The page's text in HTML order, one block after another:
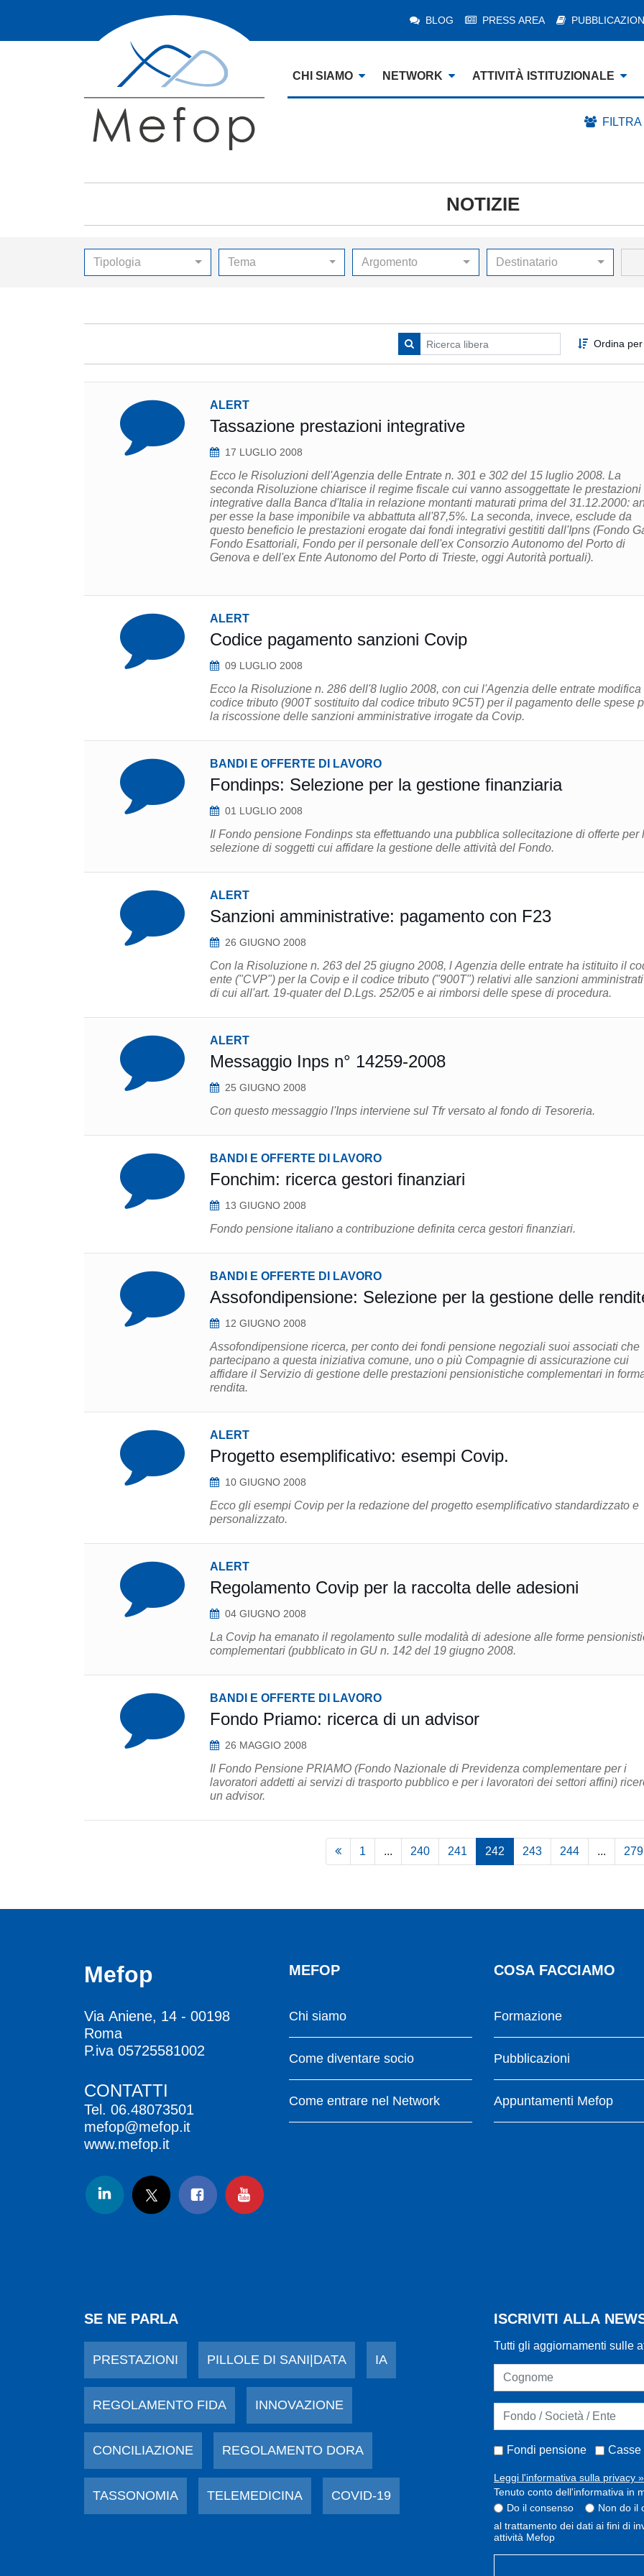
BLOG PRESS AREA
CHI SIAMO NETWORK ATTIVITÀ ISTITUZIONALE
NOTIZIE
Tipologia Tema Argomento Destinatario
Ordina
ALERT
Tassazione prestazioni integrative
17 LUGLIO 2008
Ecco le Risoluzioni dell'Agenzia delle Entrate n. 301 e 302 del 15 luglio 2008. La
seconda Risoluzione chiarisce il regime fiscale cui vanno assoggettate le prestazioni
integrative dalla Banca d'Italia in relazione montanti maturati prima del 31.12.2000:
per esse la base imponibile va abbattuta all'87,5%. La seconda, invece, esclude da
questo beneficio le prestazioni erogate dai fondi integrativi gestititi dall'Ipns (Fondo
Fondo Esattoriali, Fondo per il personale dell'ex Consorzio Autonomo del Porto di
Genova e dell'ex Ente Autonomo del Porto di Trieste, oggi Autorità portuali).
ALERT
Codice pagamento sanzioni Covip
09 LUGLIO 2008
Ecco la Risoluzione n. 286 dell'8 luglio 2008, con cui l'Agenzia delle entrate modifica
codice tributo (900T sostituito dal codice tributo 9C5T) per il pagamento delle spese
la riscossione delle sanzioni amministrative irrogate da Covip.
BANDI E OFFERTE DI LAVORO
Fondinps: Selezione per la gestione finanziaria
01 LUGLIO 2008
Il Fondo pensione Fondinps sta effettuando una pubblica sollecitazione di offerte per
selezione di soggetti cui affidare la gestione delle attività del Fondo.
ALERT
Sanzioni amministrative: pagamento con F23
26 GIUGNO 2008
Con la Risoluzione n. 263 del 25 giugno 2008, l Agenzia delle entrate ha istituito il
ente ("CVP") per la Covip e il codice tributo ("900T") relativi alle sanzioni
di cui all'art. 19-quater del D.Lgs. 252/05 e ai rimborsi delle spese di procedura.
ALERT
Messaggio Inps n° 14259-2008
25 GIUGNO 2008
Con questo messaggio l'Inps interviene sul Tfr versato al fondo di Tesoreria.
BANDI E OFFERTE DI LAVORO
Fonchim: ricerca gestori finanziari
13 GIUGNO 2008
Fondo pensione italiano a contribuzione definita cerca gestori finanziari.
BANDI E OFFERTE DI LAVORO
Assofondipensione: Selezione per la gestione delle
12 GIUGNO 2008
Assofondipensione ricerca, per conto dei fondi pensione negoziali suoi associati che
partecipano a questa iniziativa comune, uno o più Compagnie di assicurazione cui
affidare il Servizio di gestione delle prestazioni pensionistiche complementari in
rendita.
ALERT
Progetto esemplificativo: esempi Covip.
10 GIUGNO 2008
Ecco gli esempi Covip per la redazione del progetto esemplificativo standardizzato e
personalizzato.
ALERT
Regolamento Covip per la raccolta delle adesioni
04 GIUGNO 2008
La Covip ha emanato il regolamento sulle modalità di adesione alle forme
complementari (pubblicato in GU n. 142 del 19 giugno 2008.
BANDI E OFFERTE DI LAVORO
Fondo Priamo: ricerca di un advisor
26 MAGGIO 2008
Il Fondo Pensione PRIAMO (Fondo Nazionale di Previdenza complementare per i
lavoratori addetti ai servizi di trasporto pubblico e per i lavoratori dei settori affini)
un advisor.
1 ... 240 241 242 243 244 ... 279
Mefop
Via Aniene, 14 - 00198
Roma
P.iva 05725581002
CONTATTI
Tel. 06.48073501
mefop@mefop.it
www.mefop.it
MEFOP
Chi siamo
Come diventare socio
Come entrare nel Network
COSA FACCIAMO
Formazione
Pubblicazioni
Appuntamenti Mefop
SE NE PARLA
PRESTAZIONI PILLOLE DI SANI|DATA IA
REGOLAMENTO FIDA INNOVAZIONE
CONCILIAZIONE REGOLAMENTO DORA
TASSONOMIA TELEMEDICINA COVID-19
ISCRIVITI ALLA
Tutti gli aggiornamenti sulle
Fondi pensione Casse
Leggi l'informativa sulla privacy »
Tenuto conto dell'informativa in
Do il consenso
Non do il
al trattamento dei dati ai fini di
attività Mefop